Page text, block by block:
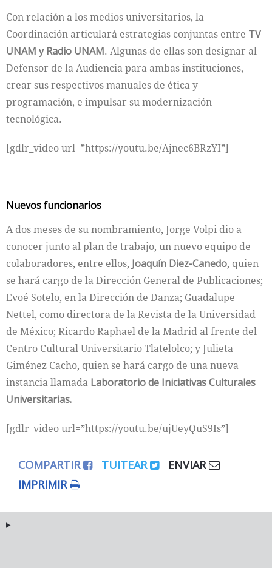
Con relación a los medios universitarios, la
Coordinación articulará estrategias conjuntas entre TV
UNAM y Radio UNAM. Algunas de ellas son designar al
Defensor de la Audiencia para ambas instituciones,
crear sus respectivos manuales de ética y
programación, e impulsar su modernización
tecnológica.
[gdlr_video url=”https://youtu.be/Ajnec6BRzYI”]
Nuevos funcionarios
A dos meses de su nombramiento, Jorge Volpi dio a
conocer junto al plan de trabajo, un nuevo equipo de
colaboradores, entre ellos, Joaquín Diez-Canedo, quien
se hará cargo de la Dirección General de Publicaciones;
Evoé Sotelo, en la Dirección de Danza; Guadalupe
Nettel, como directora de la Revista de la Universidad
de México; Ricardo Raphael de la Madrid al frente del
Centro Cultural Universitario Tlatelolco; y Julieta
Giménez Cacho, quien se hará cargo de una nueva
instancia llamada Laboratorio de Iniciativas Culturales
Universitarias.
[gdlr_video url=”https://youtu.be/ujUeyQuS9Is”]
COMPARTIR TUITEAR
ENVIAR
IMPRIMIR